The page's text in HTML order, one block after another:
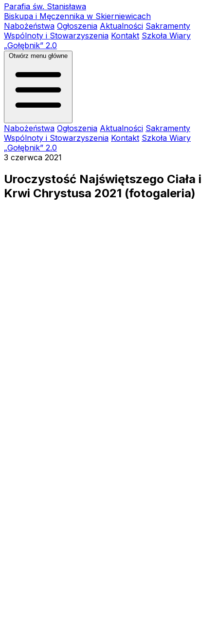
Parafia św. Stanisława
Biskupa i Męczennika w Skierniewicach
Nabożeństwa Ogłoszenia Aktualności Sakramenty
Wspólnoty i Stowarzyszenia Kontakt Szkoła Wiary
„Gołębnik” 2.0
Otwórz menu główne
Nabożeństwa Ogłoszenia Aktualności Sakramenty
Wspólnoty i Stowarzyszenia Kontakt Szkoła Wiary
„Gołębnik” 2.0
3 czerwca 2021
Uroczystość Najświętszego Ciała i
Krwi Chrystusa 2021 (fotogaleria)